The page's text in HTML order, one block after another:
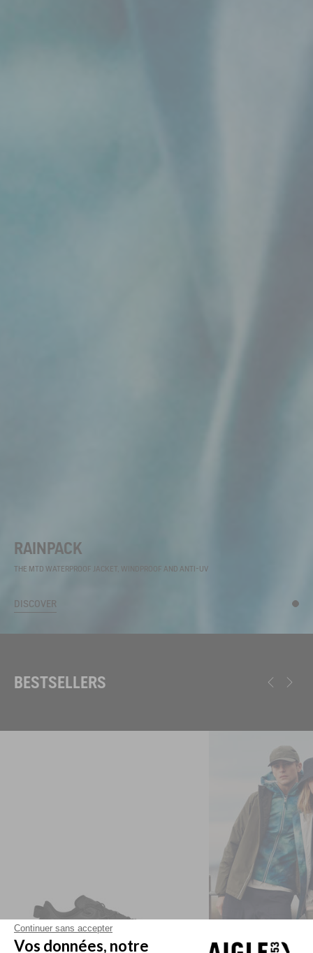
RAINPACK
THE MTD WATERPROOF JACKET, WINDPROOF AND ANTI-UV
DISCOVER
BESTSELLERS
Continuer sans accepter
Vos données, notre